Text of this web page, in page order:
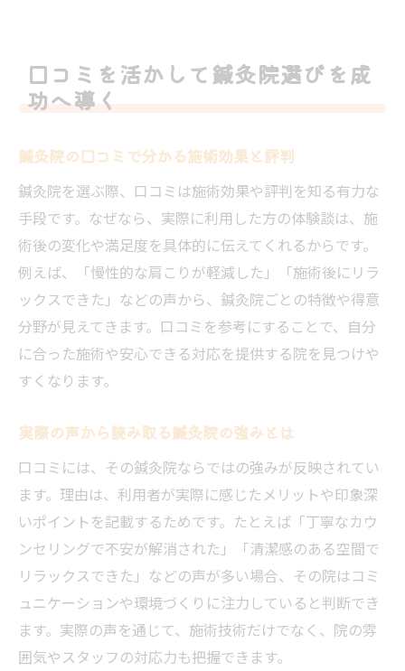
鍼灸院の施術で不調改善を目指すポイント
満足度の高い鍼灸院選びに欠かせない視点
口コミ活用で納得の鍼灸院選びを実現
口コミを活かして鍼灸院選びを成
功へ導く
鍼灸院の口コミで分かる施術効果と評判
鍼灸院を選ぶ際、口コミは施術効果や評判を知る有力な
手段です。なぜなら、実際に利用した方の体験談は、施
術後の変化や満足度を具体的に伝えてくれるからです。
例えば、「慢性的な肩こりが軽減した」「施術後にリラ
ックスできた」などの声から、鍼灸院ごとの特徴や得意
分野が見えてきます。口コミを参考にすることで、自分
に合った施術や安心できる対応を提供する院を見つけや
すくなります。
実際の声から読み取る鍼灸院の強みとは
口コミには、その鍼灸院ならではの強みが反映されてい
ます。理由は、利用者が実際に感じたメリットや印象深
いポイントを記載するためです。たとえば「丁寧なカウ
ンセリングで不安が解消された」「清潔感のある空間で
リラックスできた」などの声が多い場合、その院はコミ
ュニケーションや環境づくりに注力していると判断でき
ます。実際の声を通じて、施術技術だけでなく、院の雰
囲気やスタッフの対応力も把握できます。